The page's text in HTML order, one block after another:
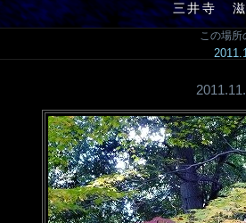
三井寺
この場所